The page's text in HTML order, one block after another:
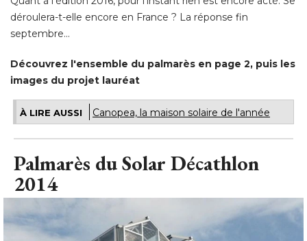
déroulera-t-elle encore en France ? La réponse fin
septembre...
Découvrez l'ensemble du palmarès en page 2, puis les
images du projet lauréat
À LIRE AUSSI Canopea, la maison solaire de l'année
Palmarès du Solar Décathlon
2014